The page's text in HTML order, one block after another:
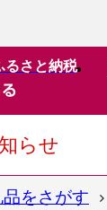
るさと納税
らせ
をさがす